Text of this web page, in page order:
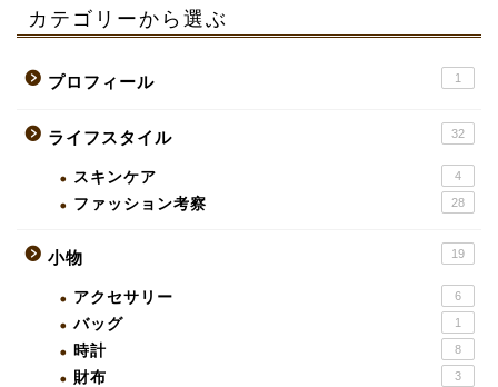
カテゴリーから選ぶ
プロフィール 1
ライフスタイル 32
スキンケア 4
ファッション考察 28
小物 19
アクセサリー 6
バッグ 1
時計 8
財布 3